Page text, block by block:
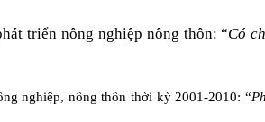
triển nông nghiệp nông thôn: “Có
nghiệp, nông thôn thời kỳ 2001-2010: “